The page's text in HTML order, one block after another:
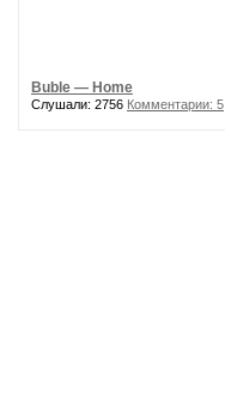
Buble — Home
Слушали: 2756 Комментарии: 5